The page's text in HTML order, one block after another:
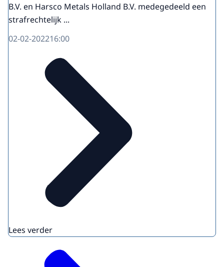
B.V. en Harsco Metals Holland B.V. medegedeeld een
strafrechtelijk ...
02-02-202216:00
Lees verder